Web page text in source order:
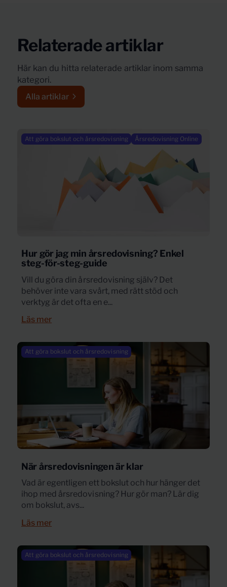
Relaterade artiklar
Här kan du hitta relaterade artiklar inom samma
kategori.
Alla artiklar
Att göra bokslut och årsredovisning Årsredovisning Online
Hur gör jag min årsredovisning? Enkel
steg-för-steg-guide
Vill du göra din årsredovisning själv? Det
behöver inte vara svårt, med rätt stöd och
verktyg är det ofta en e...
Läs mer
Att göra bokslut och årsredovisning
När årsredovisningen är klar
Vad är egentligen ett bokslut och hur hänger det
ihop med årsredovisning? Hur gör man? Lär dig
om bokslut, avs...
Läs mer
Att göra bokslut och årsredovisning